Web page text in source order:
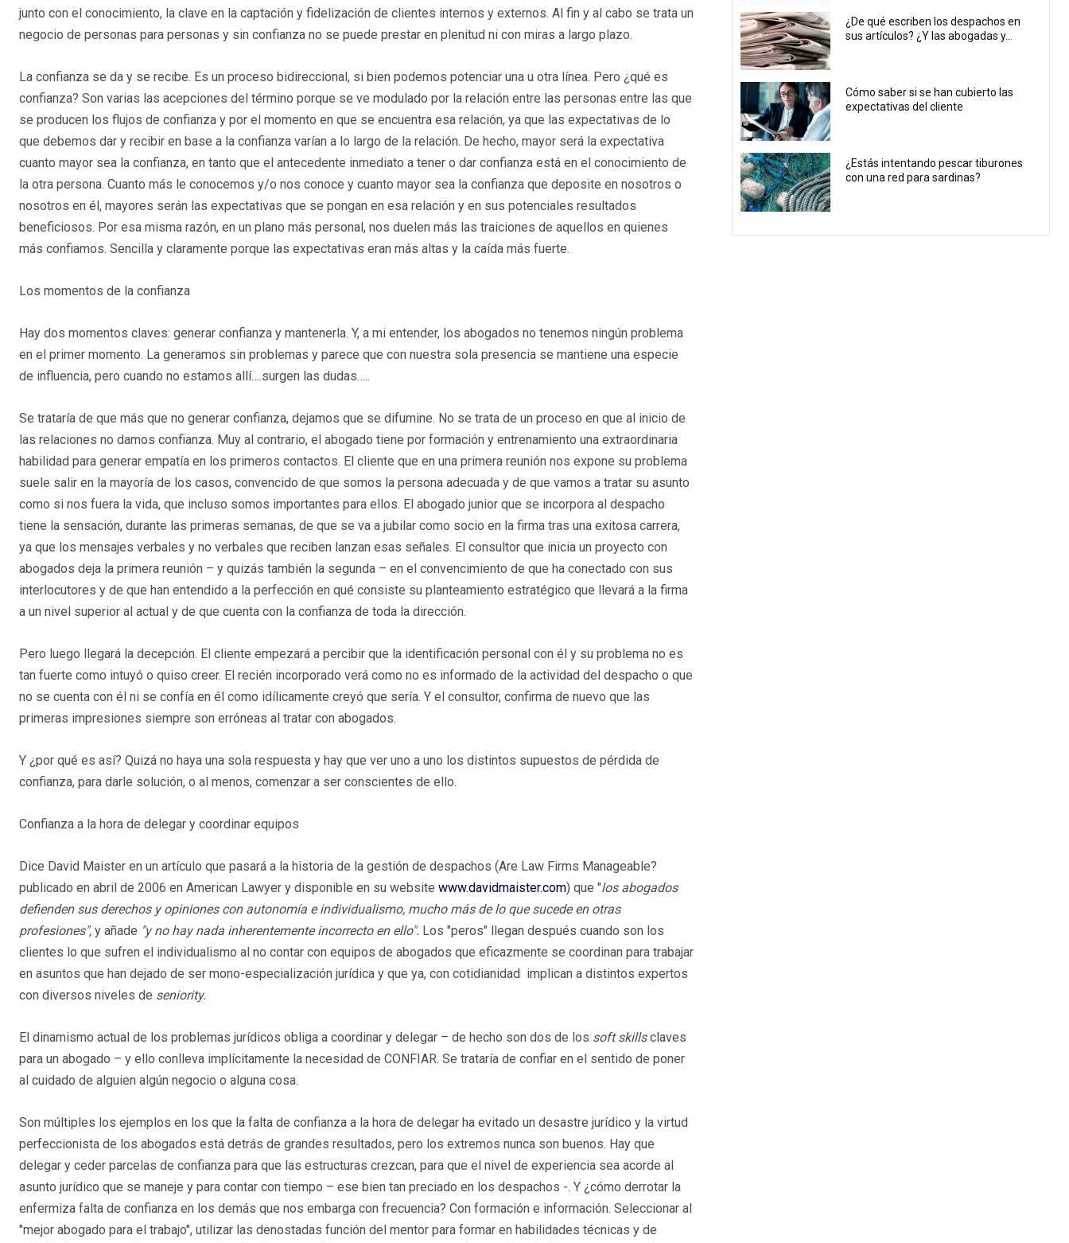
junto con el conocimiento, la clave en la captación y fidelización de clientes internos y externos. Al fin y al cabo se trata un
negocio de personas para personas y sin confianza no se puede prestar en plenitud ni con miras a largo plazo.
La confianza se da y se recibe. Es un proceso bidireccional, si bien podemos potenciar una u otra línea. Pero ¿qué es
confianza? Son varias las acepciones del término porque se ve modulado por la relación entre las personas entre las que
se producen los flujos de confianza y por el momento en que se encuentra esa relación, ya que las expectativas de lo
que debemos dar y recibir en base a la confianza varían a lo largo de la relación. De hecho, mayor será la expectativa
cuanto mayor sea la confianza, en tanto que el antecedente inmediato a tener o dar confianza está en el conocimiento de
la otra persona. Cuanto más le conocemos y/o nos conoce y cuanto mayor sea la confianza que deposite en nosotros o
nosotros en él, mayores serán las expectativas que se pongan en esa relación y en sus potenciales resultados
beneficiosos. Por esa misma razón, en un plano más personal, nos duelen más las traiciones de aquellos en quienes
más confiamos. Sencilla y claramente porque las expectativas eran más altas y la caída más fuerte.
Los momentos de la confianza
Hay dos momentos claves: generar confianza y mantenerla. Y, a mi entender, los abogados no tenemos ningún problema
en el primer momento. La generamos sin problemas y parece que con nuestra sola presencia se mantiene una especie
de influencia, pero cuando no estamos allí….surgen las dudas…..
Se trataría de que más que no generar confianza, dejamos que se difumine. No se trata de un proceso en que al inicio de
las relaciones no damos confianza. Muy al contrario, el abogado tiene por formación y entrenamiento una extraordinaria
habilidad para generar empatía en los primeros contactos. El cliente que en una primera reunión nos expone su problema
suele salir en la mayoría de los casos, convencido de que somos la persona adecuada y de que vamos a tratar su asunto
como si nos fuera la vida, que incluso somos importantes para ellos. El abogado junior que se incorpora al despacho
tiene la sensación, durante las primeras semanas, de que se va a jubilar como socio en la firma tras una exitosa carrera,
ya que los mensajes verbales y no verbales que reciben lanzan esas señales. El consultor que inicia un proyecto con
abogados deja la primera reunión – y quizás también la segunda – en el convencimiento de que ha conectado con sus
interlocutores y de que han entendido a la perfección en qué consiste su planteamiento estratégico que llevará a la firma
a un nivel superior al actual y de que cuenta con la confianza de toda la dirección.
Pero luego llegará la decepción. El cliente empezará a percibir que la identificación personal con él y su problema no es
tan fuerte como intuyó o quiso creer. El recién incorporado verá como no es informado de la actividad del despacho o que
no se cuenta con él ni se confía en él como idílicamente creyó que sería. Y el consultor, confirma de nuevo que las
primeras impresiones siempre son erróneas al tratar con abogados.
Y ¿por qué es así? Quizá no haya una sola respuesta y hay que ver uno a uno los distintos supuestos de pérdida de
confianza, para darle solución, o al menos, comenzar a ser conscientes de ello.
Confianza a la hora de delegar y coordinar equipos
Dice David Maister en un artículo que pasará a la historia de la gestión de despachos (Are Law Firms Manageable?
publicado en abril de 2006 en American Lawyer y disponible en su website www.davidmaister.com) que "los abogados
defienden sus derechos y opiniones con autonomía e individualismo, mucho más de lo que sucede en otras
profesiones", y añade "y no hay nada inherentemente incorrecto en ello". Los "peros" llegan después cuando son los
clientes lo que sufren el individualismo al no contar con equipos de abogados que eficazmente se coordinan para trabajar
en asuntos que han dejado de ser mono-especialización jurídica y que ya, con cotidianidad implican a distintos expertos
con diversos niveles de seniority.
El dinamismo actual de los problemas jurídicos obliga a coordinar y delegar – de hecho son dos de los soft skillsclaves
para un abogado – y ello conlleva implícitamente la necesidad de CONFIAR. Se trataría de confiar en el sentido de poner
al cuidado de alguien algún negocio o alguna cosa.
Son múltiples los ejemplos en los que la falta de confianza a la hora de delegar ha evitado un desastre jurídico y la virtud
perfeccionista de los abogados está detrás de grandes resultados, pero los extremos nunca son buenos. Hay que
delegar y ceder parcelas de confianza para que las estructuras crezcan, para que el nivel de experiencia sea acorde al
asunto jurídico que se maneje y para contar con tiempo – ese bien tan preciado en los despachos -. Y ¿cómo derrotar la
enfermiza falta de confianza en los demás que nos embarga con frecuencia? Con formación e información. Seleccionar al
"mejor abogado para el trabajo", utilizar las denostadas función del mentor para formar en habilidades técnicas y de
¿De qué escriben los despachos en
sus artículos? ¿Y las abogadas y...
Cómo saber si se han cubierto las
expectativas del cliente
¿Estás intentando pescar tiburones
con una red para sardinas?